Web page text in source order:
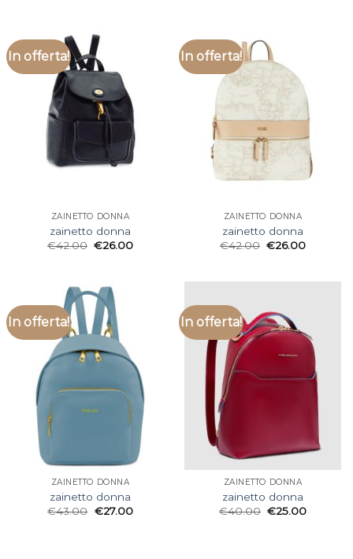
In offerta!
ZAINETTO DONNA
zainetto donna
€42.00 €26.00
In offerta!
ZAINETTO DONNA
zainetto donna
€42.00 €26.00
In offerta!
ZAINETTO DONNA
zainetto donna
€43.00 €27.00
In offerta!
ZAINETTO DONNA
zainetto donna
€40.00 €25.00